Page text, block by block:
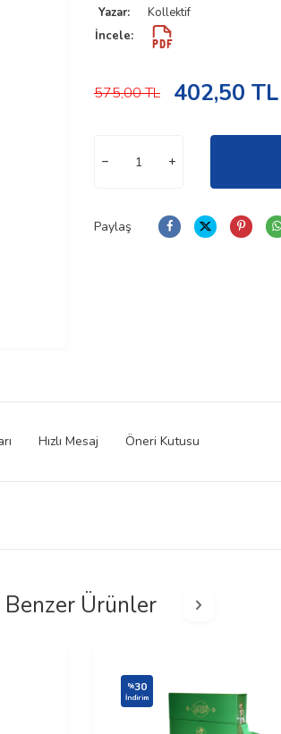
Yazar:
Kollektif
İncele:
575,00TL 402,50 TL
Paylaş
Hızlı Mesaj Öneri Kutusu
Benzer Ürünler
%30
İndirim